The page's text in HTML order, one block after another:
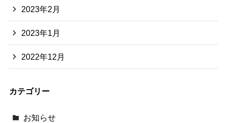
2023年2月
2023年1月
2022年12月
カテゴリー
お知らせ